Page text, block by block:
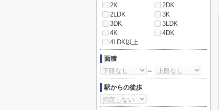
2K
2DK
2LDK
3K
3DK
3LDK
4K
4DK
4LDK以上
面積
～
駅からの徒歩